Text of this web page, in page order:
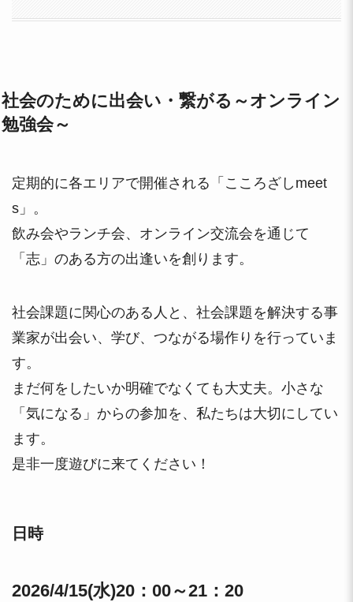
社会のために出会い・繋がる～オンライン
勉強会～
定期的に各エリアで開催される「こころざしmeet
s」。
飲み会やランチ会、オンライン交流会を通じて
「志」のある方の出逢いを創ります。
社会課題に関心のある人と、社会課題を解決する事
業家が出会い、学び、つながる場作りを行っていま
す。
まだ何をしたいか明確でなくても大丈夫。小さな
「気になる」からの参加を、私たちは大切にしてい
ます。
是非一度遊びに来てください！
日時
2026/4/15(水)20：00～21：20